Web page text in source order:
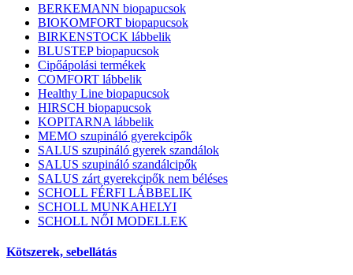
BERKEMANN biopapucsok
BIOKOMFORT biopapucsok
BIRKENSTOCK lábbelik
BLUSTEP biopapucsok
Cipőápolási termékek
COMFORT lábbelik
Healthy Line biopapucsok
HIRSCH biopapucsok
KOPITARNA lábbelik
MEMO szupináló gyerekcipők
SALUS szupináló gyerek szandálok
SALUS szupináló szandálcipők
SALUS zárt gyerekcipők nem béléses
SCHOLL FÉRFI LÁBBELIK
SCHOLL MUNKAHELYI
SCHOLL NŐI MODELLEK
Kötszerek, sebellátás